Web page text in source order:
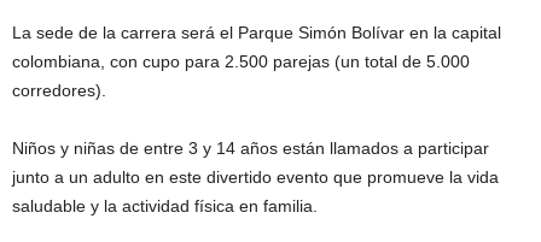
La sede de la carrera será el Parque Simón Bolívar en la capital
colombiana, con cupo para 2.500 parejas (un total de 5.000
corredores).
Niños y niñas de entre 3 y 14 años están llamados a participar
junto a un adulto en este divertido evento que promueve la vida
saludable y la actividad física en familia.